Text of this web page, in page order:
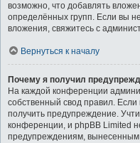
возможно, что добавлять
определённых групп. Если вы
вложения, свяжитесь с
Вернуться к началу
Почему я получил
На каждой конференции
собственный свод правил.
получить предупреждение.
конференции, и phpBB Limited
предупреждениям,